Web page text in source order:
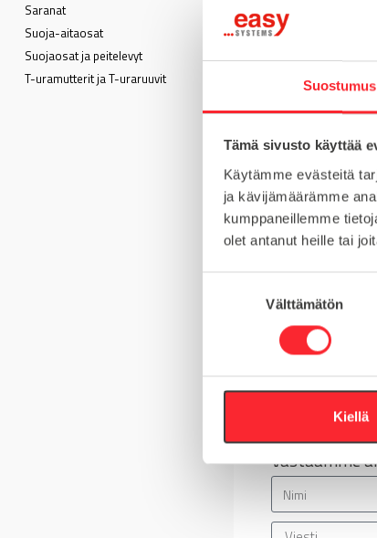
Suostumus
Tämä sivusto käyttää
Käytämme evästeitä
ja kävijämäärämme
kumppaneillemme
olet antanut heille tai
k
Välttämätön
Kiellä
Saranat
Suoja-aitaosat
Suojaosat ja peitelevyt
T-uramutterit ja T-uraruuvit
MATERIAALI
MYYNTIERÄ
Kysy
+358 10
Tai lähetä
Vastaamme